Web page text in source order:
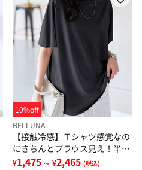
10%off
BELLUNA
【接触冷感】Ｔシャツ感覚なの
にきちんとブラウス見え！半袖
プルオーバー
¥1,475 ～ ¥2,465 (税込)